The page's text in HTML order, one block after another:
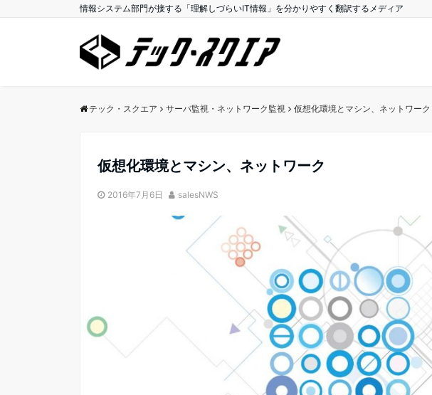
情報システム部門が接する「理解しづらいIT情報」を分かりやすく翻訳するメディア
テック・スクエア サーバ監視・ネットワーク監視 仮想化環境とマシン、ネットワーク
仮想化環境とマシン、ネットワーク
2016年7月6日 salesNWS